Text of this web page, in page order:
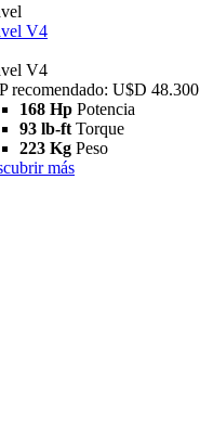
V4
V4
recomendado: U$D 48.300
168 Hp Potencia
93 lb-ft Torque
223 Kg Peso
más